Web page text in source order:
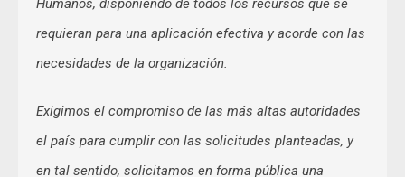
Humanos, disponiendo de todos los recursos que se
requieran para una aplicación efectiva y acorde con las
necesidades de la organización.
Exigimos el compromiso de las más altas autoridades
el país para cumplir con las solicitudes planteadas, y
en tal sentido, solicitamos en forma pública una